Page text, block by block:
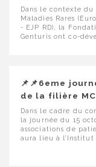
Dans le contexte
Maladies Rares
- EJP RD), la
Genturis ont co-
📌📌6eme
de la filière
Dans le cadre du
la journée du 15
associations de
aura lieu à l’Institut